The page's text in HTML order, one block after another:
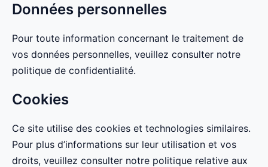
Données personnelles
Pour toute information concernant le traitement de
vos données personnelles, veuillez consulter notre
politique de confidentialité.
Cookies
Ce site utilise des cookies et technologies similaires.
Pour plus d’informations sur leur utilisation et vos
droits, veuillez consulter notre politique relative aux